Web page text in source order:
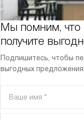
Мы помним, что
получите
Подпишитесь, чтобы
выгодных